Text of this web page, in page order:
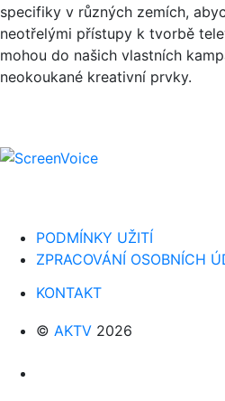
specifiky v různých zemích,
neotřelými přístupy k tvorbě
mohou do našich vlastních
neokoukané kreativní prvky.
PODMÍNKY UŽITÍ
ZPRACOVÁNÍ OSOBNÍCH
KONTAKT
© AKTV 2026